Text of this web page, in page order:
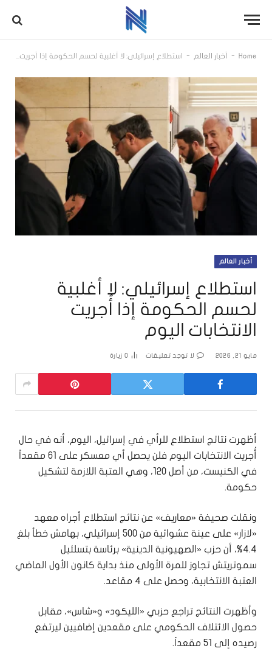
Home
- أخبار العالم - استطلاع إسرائيلي: لا أغلبية لحسم الحكومة إذا أُجريت الانتخابات اليوم
أخبار العالم
استطلاع إسرائيلي: لا أغلبية
لحسم الحكومة إذا أُجريت
الانتخابات اليوم
مايو 21, 2026 لا توجد تعليقات 0 زيارة
أظهرت نتائج استطلاع للرأي في إسرائيل، اليوم، أنه في حال
أُجريت الانتخابات اليوم فلن يحصل أي معسكر على 61 مقعداً
في الكنيست، من أصل 120، وهي العتبة اللازمة لتشكيل
حكومة.
ونقلت صحيفة «معاريف» عن نتائج استطلاع أجراه معهد
«لازار» على عينة عشوائية من 500 إسرائيلي، بهامش خطأ بلغ
4.4%، أن حزب «الصهيونية الدينية» برئاسة بتسلئيل
سموتريتش تجاوز للمرة الأولى منذ بداية كانون الأول الماضي
العتبة الانتخابية، وحصل على 4 مقاعد.
وأظهرت النتائج تراجع حزبي «الليكود» و«شاس»، مقابل
حصول الائتلاف الحكومي على مقعدين إضافيين ليرتفع
رصيده إلى 51 مقعداً.